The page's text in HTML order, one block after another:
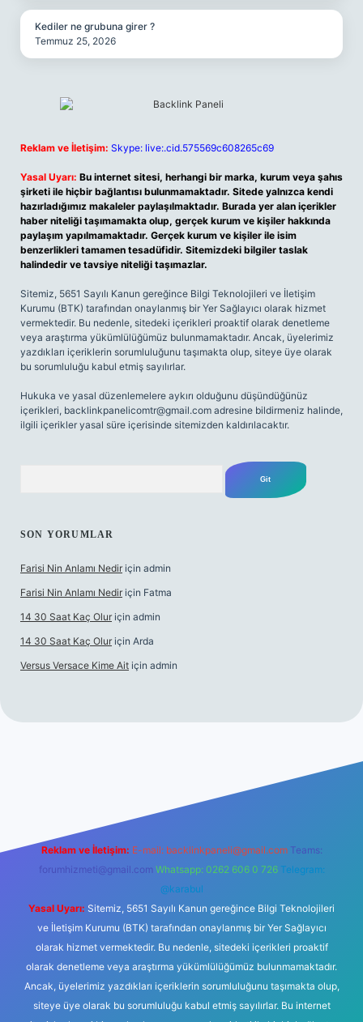
Kediler ne grubuna girer ?
Temmuz 25, 2026
Reklam ve İletişim: Skype: live:.cid.575569c608265c69
Yasal Uyarı: Bu internet sitesi, herhangi bir marka, kurum veya şahıs
şirketi ile hiçbir bağlantısı bulunmamaktadır. Sitede yalnızca kendi
hazırladığımız makaleler paylaşılmaktadır. Burada yer alan içerikler
haber niteliği taşımamakta olup, gerçek kurum ve kişiler hakkında
paylaşım yapılmamaktadır. Gerçek kurum ve kişiler ile isim
benzerlikleri tamamen tesadüfidir. Sitemizdeki bilgiler taslak
halindedir ve tavsiye niteliği taşımazlar.
Sitemiz, 5651 Sayılı Kanun gereğince Bilgi Teknolojileri ve İletişim
Kurumu (BTK) tarafından onaylanmış bir Yer Sağlayıcı olarak hizmet
vermektedir. Bu nedenle, sitedeki içerikleri proaktif olarak denetleme
veya araştırma yükümlülüğümüz bulunmamaktadır. Ancak, üyelerimiz
yazdıkları içeriklerin sorumluluğunu taşımakta olup, siteye üye olarak
bu sorumluluğu kabul etmiş sayılırlar.
Hukuka ve yasal düzenlemelere aykırı olduğunu düşündüğünüz
içerikleri, backlinkpanelicomtr@gmail.com adresine bildirmeniz halinde,
ilgili içerikler yasal süre içerisinde sitemizden kaldırılacaktır.
SON YORUMLAR
Farisi Nin Anlamı Nedir için admin
Farisi Nin Anlamı Nedir için Fatma
14 30 Saat Kaç Olur için admin
14 30 Saat Kaç Olur için Arda
Versus Versace Kime Ait için admin
Reklam ve İletişim: E-mail: backlinkpaneli@gmail.com Teams:
forumhizmeti@gmail.com Whatsapp: 0262 606 0 726 Telegram:
@karabul
Yasal Uyarı: Sitemiz, 5651 Sayılı Kanun gereğince Bilgi Teknolojileri
ve İletişim Kurumu (BTK) tarafından onaylanmış bir Yer Sağlayıcı
olarak hizmet vermektedir. Bu nedenle, sitedeki içerikleri proaktif
olarak denetleme veya araştırma yükümlülüğümüz bulunmamaktadır.
Ancak, üyelerimiz yazdıkları içeriklerin sorumluluğunu taşımakta olup,
siteye üye olarak bu sorumluluğu kabul etmiş sayılırlar. Bu internet